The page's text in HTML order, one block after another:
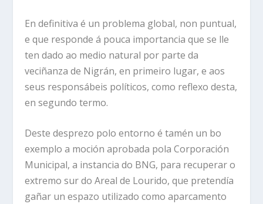
En definitiva é un problema global, non puntual,
e que responde á pouca importancia que se lle
ten dado ao medio natural por parte da
veciñanza de Nigrán, en primeiro lugar, e aos
seus responsábeis políticos, como reflexo desta,
en segundo termo.
Deste desprezo polo entorno é tamén un bo
exemplo a moción aprobada pola Corporación
Municipal, a instancia do BNG, para recuperar o
extremo sur do Areal de Lourido, que pretendía
gañar un espazo utilizado como aparcamento